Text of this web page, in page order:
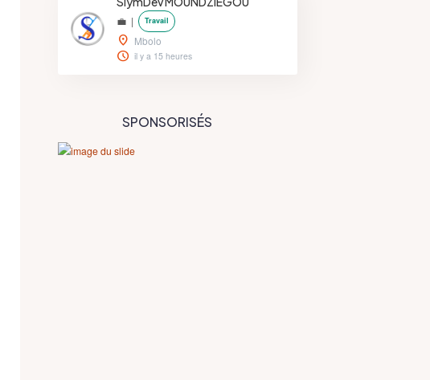
💼 | Travail
location_on Mbolo
schedule il y a 15 heures
SPONSORISÉS